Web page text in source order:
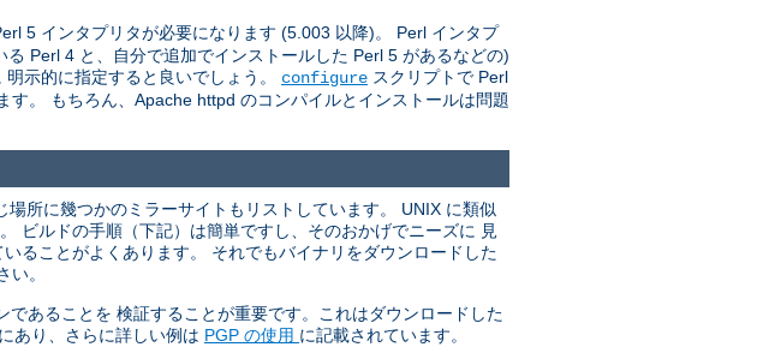
5 インタプリタが必要になります (5.003 以降)。 Perl インタプ
Perl 4 と、自分で追加でインストールした Perl 5 があるなどの)
示的に指定すると良いでしょう。 configure スクリプトで Perl
。 もちろん、Apache httpd のコンパイルとインストールは問題
所に幾つかのミラーサイトもリストしています。 UNIX に類似
ビルドの手順（下記）は簡単ですし、そのおかげでニーズに 見
ることがよくあります。 それでもバイナリをダウンロードした
い。
あることを 検証することが重要です。これはダウンロードした
にあり、さらに詳しい例は PGP の使用 に記載されています。